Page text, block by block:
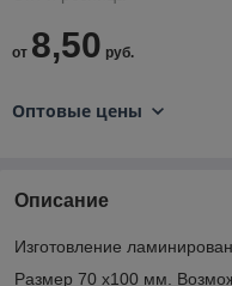
от 8,50 руб.
Оптовые цены
Описание
Изготовление
Размер 70 х100 мм.